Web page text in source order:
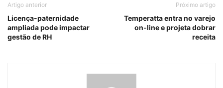
Artigo anterior
Licença-paternidade
ampliada pode impactar
gestão de RH
Próximo artigo
Temperatta entra no varejo
on-line e projeta dobrar
receita